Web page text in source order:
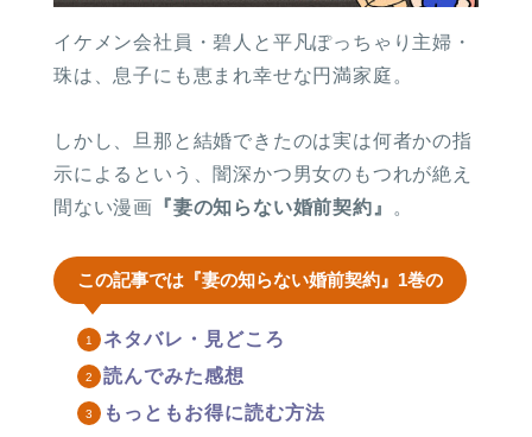
イケメン会社員・碧人と平凡ぽっちゃり主婦・
珠は、息子にも恵まれ幸せな円満家庭。
しかし、旦那と結婚できたのは実は何者かの指
示によるという、闇深かつ男女のもつれが絶え
間ない漫画 『妻の知らない婚前契約』 。
この記事では『妻の知らない婚前契約』1巻の
ネタバレ・見どころ
読んでみた感想
もっともお得に読む方法